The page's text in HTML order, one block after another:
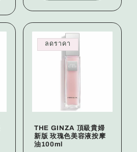
ลดราคา
THE GINZA 頂級貴婦
新版 玫瑰色美容液按摩
油100ml